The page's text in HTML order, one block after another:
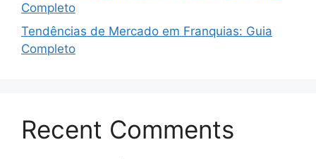
Completo
Tendências de Mercado em Franquias: Guia
Completo
Recent Comments